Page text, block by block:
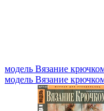
модель Вязание
модель Вязание